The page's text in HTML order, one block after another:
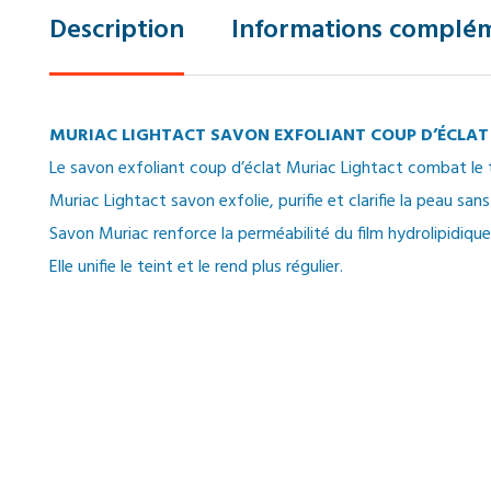
Description Informations
MURIAC LIGHTACT SAVON EXFOLIANT COUP D’ÉCLAT
Le savon exfoliant coup d’éclat Muriac Lightact combat
Muriac Lightact savon exfolie, purifie et clarifie la peau
Savon Muriac renforce la perméabilité du film
Elle unifie le teint et le rend plus régulier.